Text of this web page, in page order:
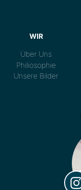
WIR
Über Uns
Philiosophie
Unsere Bilder